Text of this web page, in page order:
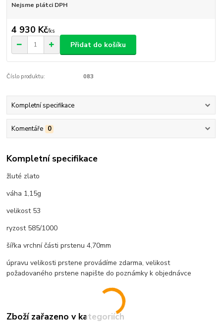
Nejsme plátci DPH
4 930 Kč/ks
Přidat do košíku
Číslo produktu: 083
Kompletní specifikace
Komentáře 0
Kompletní specifikace
žluté zlato
váha 1,15g
velikost 53
ryzost 585/1000
šířka vrchní části prstenu 4,70mm
úpravu velikosti prstene provádíme zdarma, velikost
požadovaného prstene napište do poznámky k objednávce
Zboží zařazeno v kategoriích